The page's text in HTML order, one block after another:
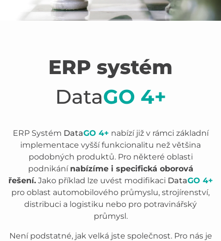
ERP systém
DataGO 4+
ERP Systém DataGO 4+ nabízí již v rámci základní
implementace vyšší funkcionalitu než většina
podobných produktů. Pro některé oblasti
podnikání nabízíme i specifická oborová
řešení.Jako příklad lze uvést modifikaci DataGO 4+
pro oblast automobilového průmyslu, strojírenství,
distribuci a logistiku nebo pro potravinářský
průmysl.
Není podstatné, jak velká jste společnost. Pro nás je